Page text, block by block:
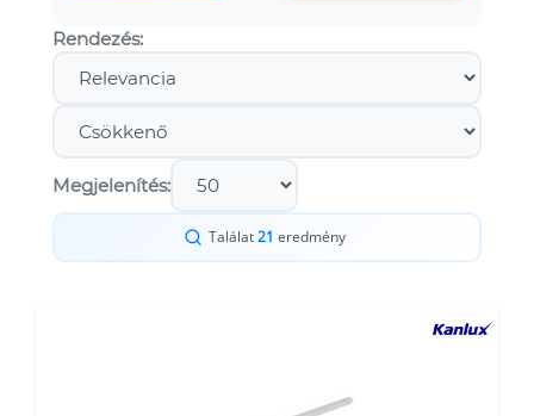
Rendezés:
Megjelenítés:
Találat21 eredmény